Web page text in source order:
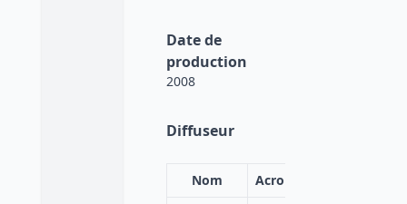
Date de
production
2008
Diffuseur
Nom Acronyme